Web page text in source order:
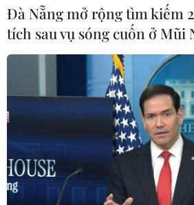
Hành trình gần 6 thập kỷ đưa
trở về
Vụ sóng cuốn trôi tại Sơn Trà:
đêm tìm kiếm 2 nạn nhân còn lại
09/08/2026 03:36
Đà Nẵng mở rộng tìm kiếm
tích sau vụ sóng cuốn ở Mũi